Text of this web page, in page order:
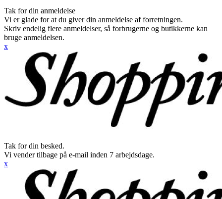
Tak for din anmeldelse
Vi er glade for at du giver din anmeldelse af forretningen.
Skriv endelig flere anmeldelser, så forbrugerne og butikkerne kan
bruge anmeldelsen.
x
Tak for din besked.
Vi vender tilbage på e-mail inden 7 arbejdsdage.
x